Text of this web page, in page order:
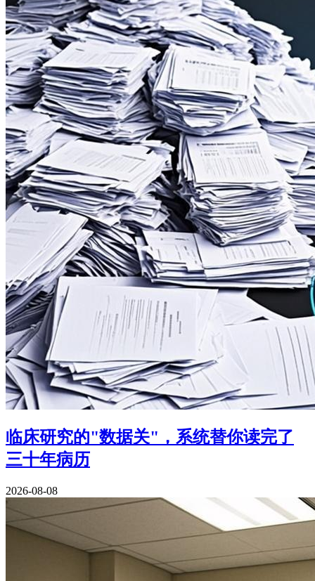
临床研究的"数据关"，系统替你读完了
三十年病历
2026-08-08